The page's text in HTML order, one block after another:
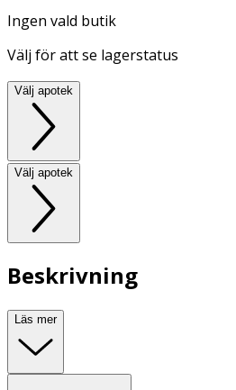
Ingen vald butik
Välj för att se lagerstatus
Välj apotek
Välj apotek
Beskrivning
Läs mer